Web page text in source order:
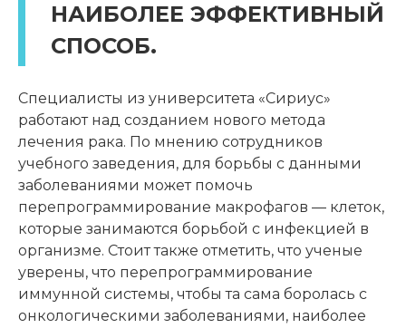
НАИБОЛЕЕ ЭФФЕКТИВНЫЙ
СПОСОБ.
Специалисты из университета «Сириус»
работают над созданием нового метода
лечения рака. По мнению сотрудников
учебного заведения, для борьбы с данными
заболеваниями может помочь
перепрограммирование макрофагов — клеток,
которые занимаются борьбой с инфекцией в
организме. Стоит также отметить, что ученые
уверены, что перепрограммирование
иммунной системы, чтобы та сама боролась с
онкологическими заболеваниями, наиболее